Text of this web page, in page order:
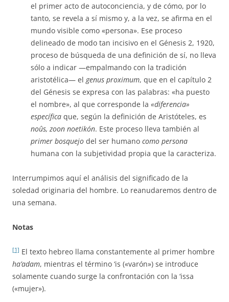
el primer acto de autoconciencia, y de cómo, por lo
tanto, se revela a sí mismo y, a la vez, se afirma en el
mundo visible como «persona». Ese proceso
delineado de modo tan incisivo en el Génesis 2, 1920,
proceso de búsqueda de una definición de sí, no lleva
sólo a indicar —empalmando con la tradición
aristotélica— el genus proximum, que en el capítulo 2
del Génesis se expresa con las palabras: «ha puesto
el nombre», al que corresponde la «diferencia»
específica que, según la definición de Aristóteles, es
noûs, zoon noetikón. Este proceso lleva también al
primer bosquejo del ser humano como persona
humana con la subjetividad propia que la caracteriza.
Interrumpimos aquí el análisis del significado de la
soledad originaria del hombre. Lo reanudaremos dentro de
una semana.
Notas
[1] El texto hebreo llama constantemente al primer hombre
ha’adam, mientras el término ‘is («varón») se introduce
solamente cuando surge la confrontación con la ‘issa
(«mujer»).